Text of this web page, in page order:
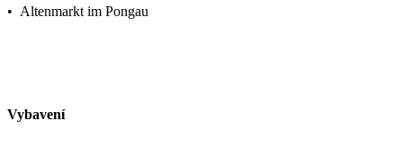
• Altenmarkt im Pongau
Vybavení